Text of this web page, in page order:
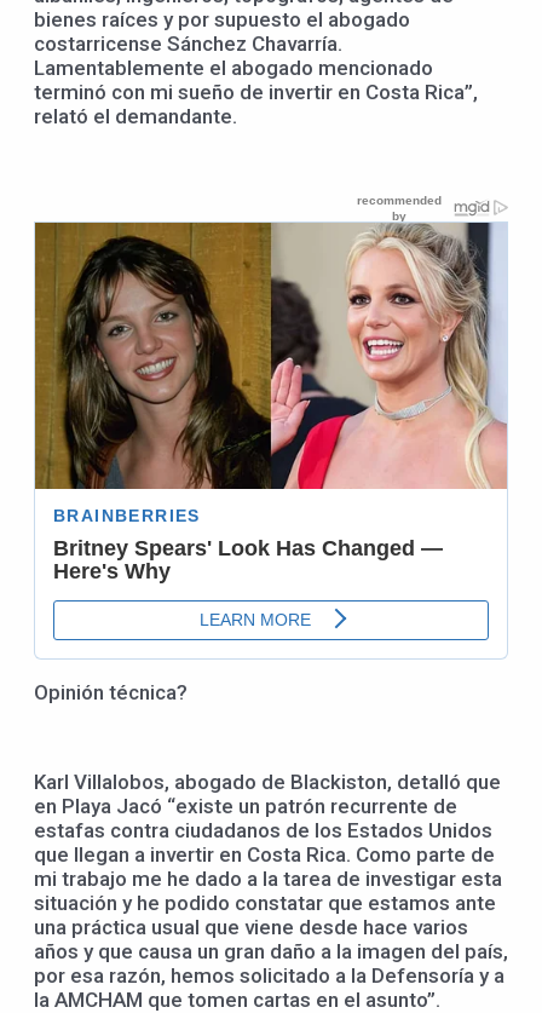
bienes raíces y por supuesto el abogado
costarricense Sánchez Chavarría.
Lamentablemente el abogado mencionado
terminó con mi sueño de invertir en Costa Rica”,
relató el demandante.
Opinión técnica?
Karl Villalobos, abogado de Blackiston, detalló que
en Playa Jacó “existe un patrón recurrente de
estafas contra ciudadanos de los Estados Unidos
que llegan a invertir en Costa Rica. Como parte de
mi trabajo me he dado a la tarea de investigar esta
situación y he podido constatar que estamos ante
una práctica usual que viene desde hace varios
años y que causa un gran daño a la imagen del país,
por esa razón, hemos solicitado a la Defensoría y a
la AMCHAM que tomen cartas en el asunto”.